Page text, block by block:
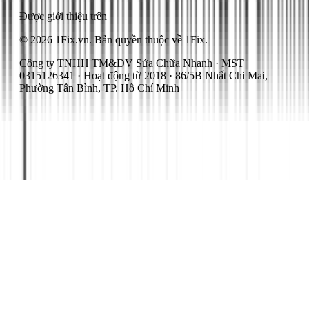
Được giới thiệu trên
© 2026 1Fix.vn. Bản quyền thuộc về 1Fix.
Công ty TNHH TM&DV Sửa Chữa Nhanh · MST
0315126341 · Hoạt động từ 2018 · 86/5B Nhất Chi Mai,
Phường Tân Bình, TP. Hồ Chí Minh